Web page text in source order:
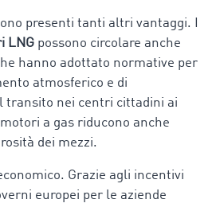
presenti tanti altri vantaggi. I
LNG possono circolare anche
hanno adottato normative per
atmosferico e di
transito nei centri cittadini ai
a gas riducono anche
dei mezzi.
Grazie agli incentivi
europei per le aziende